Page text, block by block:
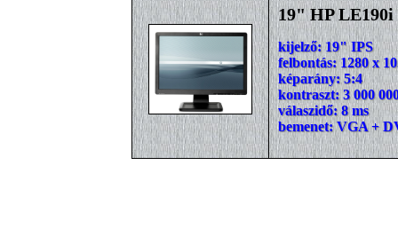
19" HP
kijelző: 19" IPS
felbontás: 1280 x
képarány: 5:4
kontraszt: 3 000
válaszidő: 8 ms
bemenet: VGA +